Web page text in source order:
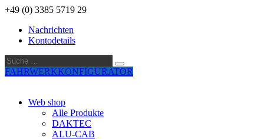
+49 (0) 3385 5719 29
Nachrichten
Kontodetails
Suche
…
Suche
FAHRWERKKONFIGURATOR
Web shop
Alle Produkte
DAKTEC
ALU-CAB